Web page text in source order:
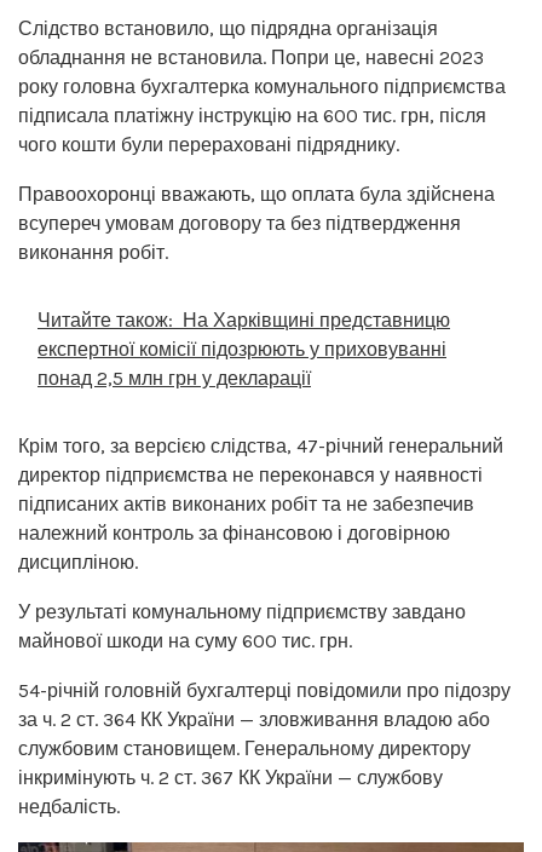
Слідство встановило, що підрядна організація
обладнання не встановила. Попри це, навесні 2023
року головна бухгалтерка комунального підприємства
підписала платіжну інструкцію на 600 тис. грн, після
чого кошти були перераховані підряднику.
Правоохоронці вважають, що оплата була здійснена
всупереч умовам договору та без підтвердження
виконання робіт.
Читайте також: На Харківщині представницю
експертної комісії підозрюють у приховуванні
понад 2,5 млн грн у декларації
Крім того, за версією слідства, 47-річний генеральний
директор підприємства не переконався у наявності
підписаних актів виконаних робіт та не забезпечив
належний контроль за фінансовою і договірною
дисципліною.
У результаті комунальному підприємству завдано
майнової шкоди на суму 600 тис. грн.
54-річній головній бухгалтерці повідомили про підозру
за ч. 2 ст. 364 КК України — зловживання владою або
службовим становищем. Генеральному директору
інкримінують ч. 2 ст. 367 КК України — службову
недбалість.